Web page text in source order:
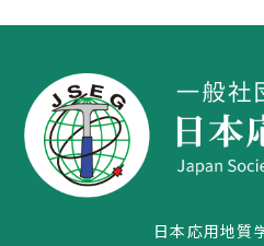
03-3259-8232
日本応用地質